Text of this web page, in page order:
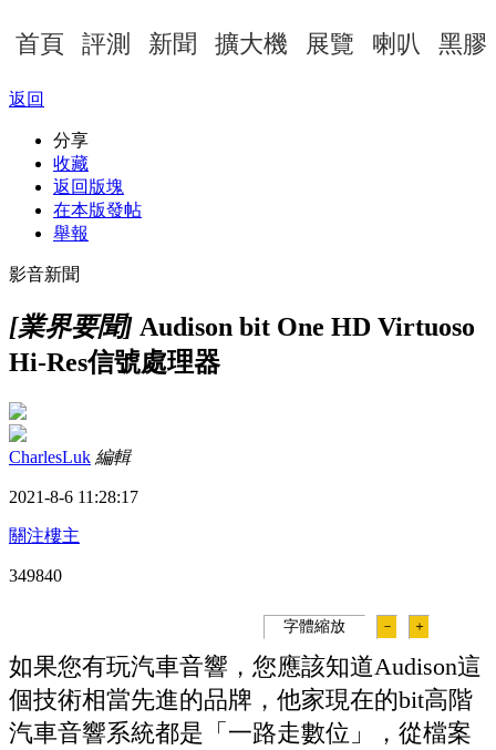
首頁 評測 新聞 擴大機 展覽 喇叭 黑膠
返回
分享
收藏
返回版塊
在本版發帖
舉報
影音新聞
[業界要聞] Audison bit One HD Virtuoso
Hi-Res信號處理器
CharlesLuk 編輯
2021-8-6 11:28:17
關注樓主
349840
字體縮放 － ＋
如果您有玩汽車音響，您應該知道Audison這
個技術相當先進的品牌，他家現在的bit高階
汽車音響系統都是「一路走數位」，從檔案